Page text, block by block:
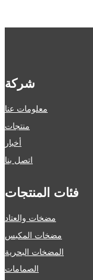
شركة
معلومات عنا
منتجات
أخبار
اتصل بنا
فئات المنتجات
مضخات والعتاد
مضخات المكبس
المضخات البحرية
الصمامات